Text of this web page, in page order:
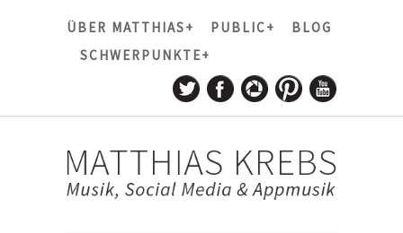
ÜBER MATTHIAS+ PUBLIC+
BLOG
SCHWERPUNKTE+